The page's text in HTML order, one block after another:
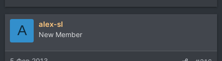
A alex-sl
New Member